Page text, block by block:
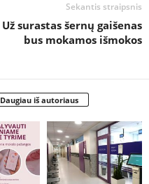
Sekantis straipsnis
Už surastas šernų gaišenas
bus mokamos išmokos
Daugiau iš autoriaus